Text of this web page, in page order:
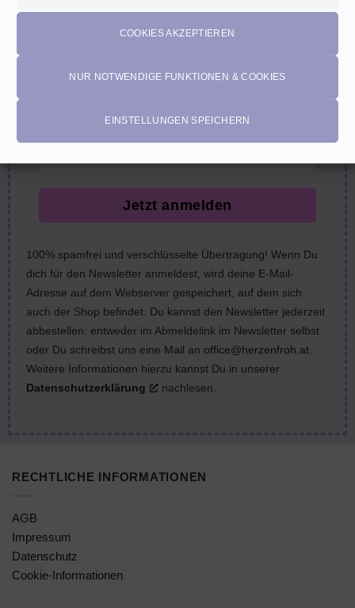
Cookies
COOKIES AKZEPTIEREN
NUR NOTWENDIGE FUNKTIONEN & COOKIES
EINSTELLUNGEN SPEICHERN
Jetzt anmelden
100% spamfrei und verschlüsselte Übertragung! Wenn Du
dich für den Newsletter anmeldest, wird deine E-Mail-
Adresse auf dem Webserver gespeichert, auf dem sich
auch der Shop befindet. Du kannst den Newsletter jederzeit
abbestellen: entweder im Abmeldelink im Newsletter selbst
oder Du schreibst uns eine Mail an office@herzenfroh.at
Weitere Informationen hierzu kannst Du in unserer
Datenschutzerklärung
nachlesen.
RECHTLICHE INFORMATIONEN
AGB
Impressum
Datenschutz
Cookie-Informationen